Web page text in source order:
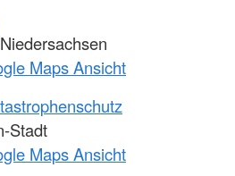
Maps Ansicht
Stadt
Maps Ansicht